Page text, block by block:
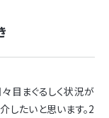
目まぐるしく状況が
したいと思います。2